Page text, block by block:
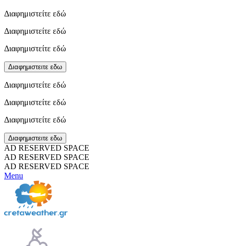
Διαφημιστείτε εδώ
Διαφημιστείτε εδώ
Διαφημιστείτε εδώ
Διαφημιστειτε εδω
Διαφημιστείτε εδώ
Διαφημιστείτε εδώ
Διαφημιστείτε εδώ
Διαφημιστειτε εδω
AD RESERVED SPACE
AD RESERVED SPACE
AD RESERVED SPACE
Menu